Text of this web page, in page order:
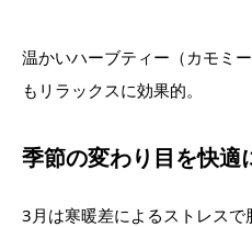
温かいハーブティー（カモミ
もリラックスに効果的。
季節の変わり目を快適
3月は寒暖差によるストレス